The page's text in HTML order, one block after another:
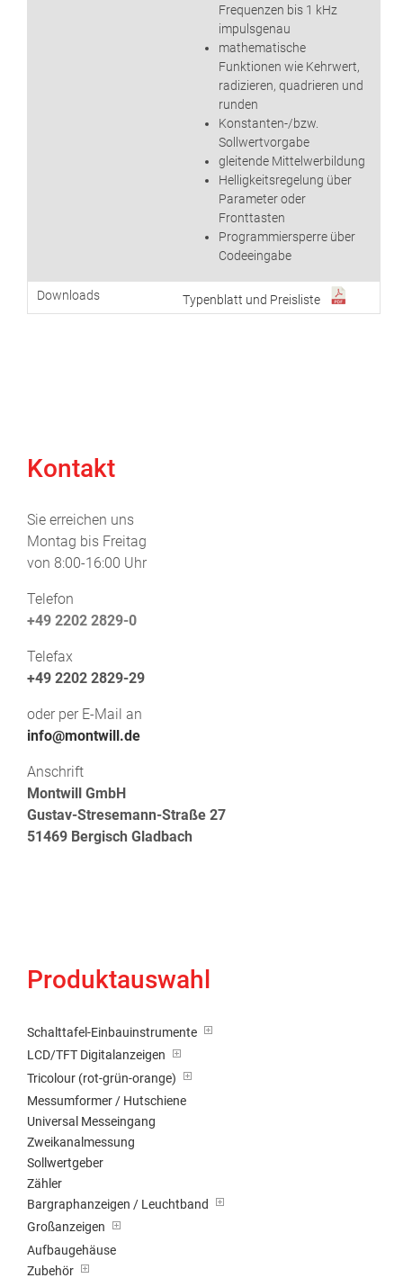
Frequenzen bis 1 kHz
impulsgenau
mathematische
Funktionen wie Kehrwert,
radizieren, quadrieren und
runden
Konstanten-/bzw.
Sollwertvorgabe
gleitende Mittelwerbildung
Helligkeitsregelung über
Parameter oder
Fronttasten
Programmiersperre über
Codeeingabe
Downloads Typenblatt und Preisliste
Produktauswahl
Schalttafel-Einbauinstrumente
LCD/TFT Digitalanzeigen
Tricolour (rot-grün-orange)
Messumformer / Hutschiene
Universal Messeingang
Zweikanalmessung
Sollwertgeber
Zähler
Bargraphanzeigen / Leuchtband
Großanzeigen
Aufbaugehäuse
Zubehör
Kontakt
Sie erreichen uns
Montag bis Freitag
von 8:00-16:00 Uhr
Telefon
+49 2202 2829-0
Telefax
+49 2202 2829-29
oder per E-Mail an
info@montwill.de
Anschrift
Montwill GmbH
Gustav-Stresemann-Straße 27
51469 Bergisch Gladbach